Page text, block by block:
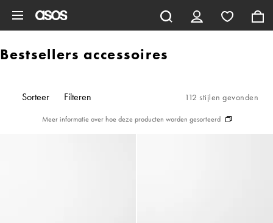
Bestsellers accessoires
Sorteer Filteren 112 stijlen gevonden
Meer informatie over hoe deze producten worden gesorteerd